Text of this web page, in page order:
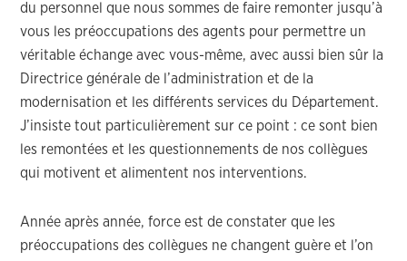
du personnel que nous sommes de faire remonter jusqu’à
vous les préoccupations des agents pour permettre un
véritable échange avec vous-même, avec aussi bien sûr la
Directrice générale de l’administration et de la
modernisation et les différents services du Département.
J’insiste tout particulièrement sur ce point : ce sont bien
les remontées et les questionnements de nos collègues
qui motivent et alimentent nos interventions.
Année après année, force est de constater que les
préoccupations des collègues ne changent guère et l’on